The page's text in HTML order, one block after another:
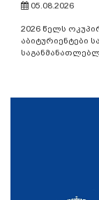
05.08.2026
2026 წელს
აბიტურიენტები